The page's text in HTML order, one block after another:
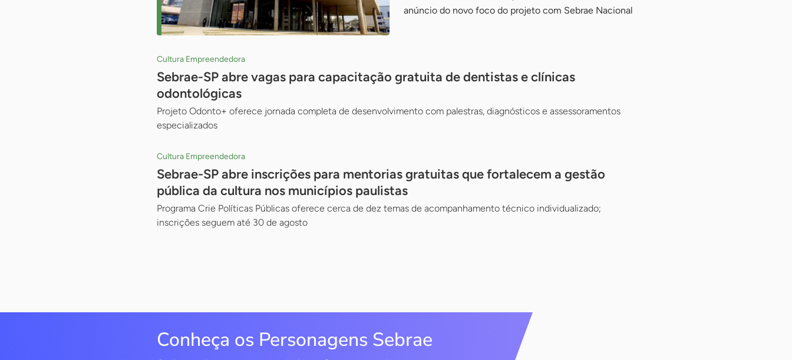
anúncio do novo foco do projeto com Sebrae Nacional
Cultura Empreendedora
Sebrae-SP abre vagas para capacitação gratuita de dentistas e clínicas
odontológicas
Projeto Odonto+ oferece jornada completa de desenvolvimento com palestras, diagnósticos e assessoramentos
especializados
Cultura Empreendedora
Sebrae-SP abre inscrições para mentorias gratuitas que fortalecem a gestão
pública da cultura nos municípios paulistas
Programa Crie Políticas Públicas oferece cerca de dez temas de acompanhamento técnico individualizado;
inscrições seguem até 30 de agosto
Conheça os Personagens Sebrae